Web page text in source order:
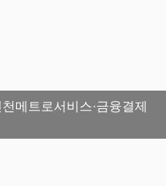
메트로서비스·금융결제